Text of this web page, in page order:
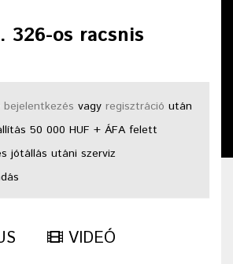
326-os racsnis
bejelentkezés vagy regisztráció után
50 000 HUF + ÁFA felett
jótállás utáni szerviz
VIDEÓ